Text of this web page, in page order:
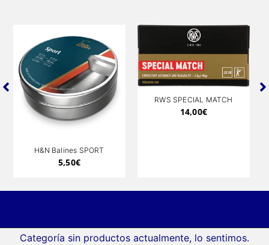
Balines SPORT
RWS SPECIAL MATCH
Categoría sin productos actualmente, lo sentimos.